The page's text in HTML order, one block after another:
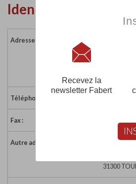
Identité de
Adresse :
Rue
Parc
31520
Téléphone :
Fax :
Autre adresse :
ADRAR
31300
Recevez la
newsletter Fabert